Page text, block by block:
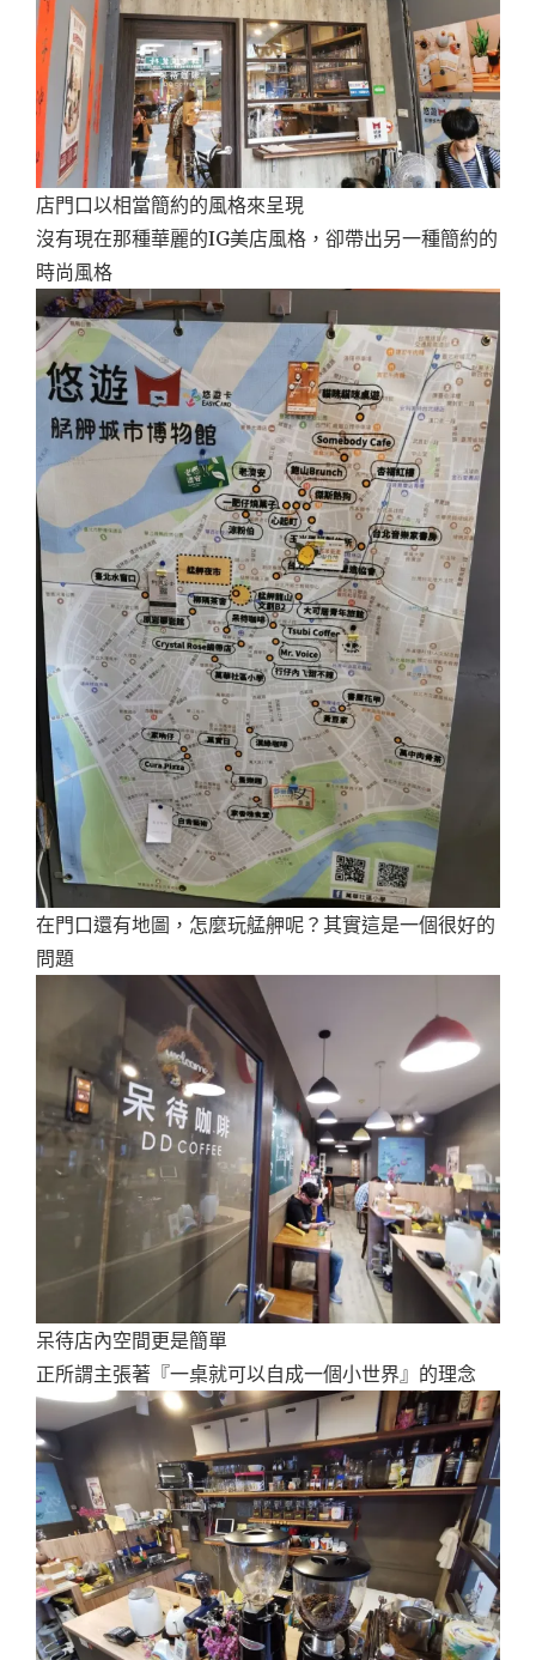
店門口以相當簡約的風格來呈現
沒有現在那種華麗的IG美店風格，卻帶出另一種簡約的
時尚風格
在門口還有地圖，怎麼玩艋舺呢？其實這是一個很好的
問題
呆待店內空間更是簡單
正所謂主張著『一桌就可以自成一個小世界』的理念